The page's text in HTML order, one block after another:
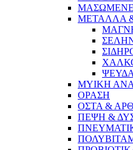
ΜΕΤΑΛΛΑ
ΜΥΙΚΗ
ΟΡΑΣΗ
ΟΣΤΑ &
ΠΕΨΗ &